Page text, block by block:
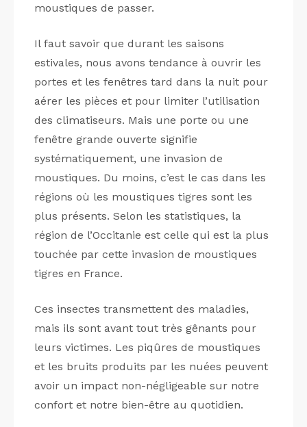
moustiques de passer.
Il faut savoir que durant les saisons
estivales, nous avons tendance à ouvrir les
portes et les fenêtres tard dans la nuit pour
aérer les pièces et pour limiter l’utilisation
des climatiseurs. Mais une porte ou une
fenêtre grande ouverte signifie
systématiquement, une invasion de
moustiques. Du moins, c’est le cas dans les
régions où les moustiques tigres sont les
plus présents. Selon les statistiques, la
région de l’Occitanie est celle qui est la plus
touchée par cette invasion de moustiques
tigres en France.
Ces insectes transmettent des maladies,
mais ils sont avant tout très gênants pour
leurs victimes. Les piqûres de moustiques
et les bruits produits par les nuées peuvent
avoir un impact non-négligeable sur notre
confort et notre bien-être au quotidien.